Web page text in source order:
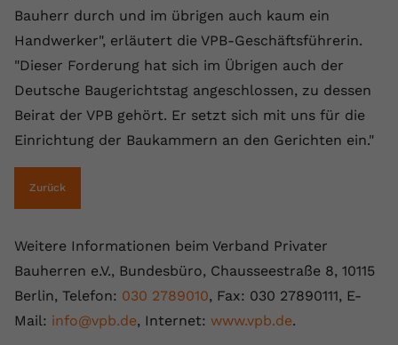
Bauherr durch und im übrigen auch kaum ein
Handwerker", erläutert die VPB-Geschäftsführerin.
"Dieser Forderung hat sich im Übrigen auch der
Deutsche Baugerichtstag angeschlossen, zu dessen
Beirat der VPB gehört. Er setzt sich mit uns für die
Einrichtung der Baukammern an den Gerichten ein."
Zurück
Weitere Informationen beim Verband Privater
Bauherren e.V., Bundesbüro, Chausseestraße 8, 10115
Berlin, Telefon: 030 2789010, Fax: 030 27890111, E-
Mail: info@vpb.de, Internet: www.vpb.de.
Name yt.innertube::nextId
Anbieter Youtube.com
Laufzeit Session
Zweck
Dieser von YouTube gesetzte Cookie
registriert eine eindeutige ID, um
Anbieter Youtube.com